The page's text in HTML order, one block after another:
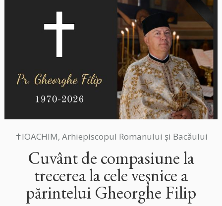
✝IOACHIM, Arhiepiscopul Romanului și Bacăului
Cuvânt de compasiune la
trecerea la cele veșnice a
părintelui Gheorghe Filip